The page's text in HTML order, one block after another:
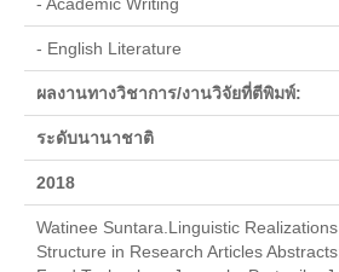
Download แบบฟอร์ม
กิจกรรมต่าง ๆ
ปฏิทินการศึกษา
ปฏิทินการศึกษาและกิจกรรมนักศึกษา
- English Literature
ผลงานทางวิชาการ/งานวิจัยที่ตีพิมพ์:
ระดับนานาชาติ
2018
Watinee Suntara.Linguistic
Structure in Research Articles